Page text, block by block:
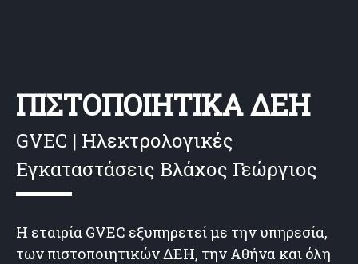
ΠΙΣΤΟΠΟΙΗΤΙΚΑ ΔΕΗ
GVEC | Ηλεκτρολογικές
Εγκαταστάσεις Βλάχος Γεώργιος
Η εταιρία GVEC εξυπηρετεί με την υπηρεσία,
των πιστοποιητικών ΔΕΗ, την Αθήνα και όλη